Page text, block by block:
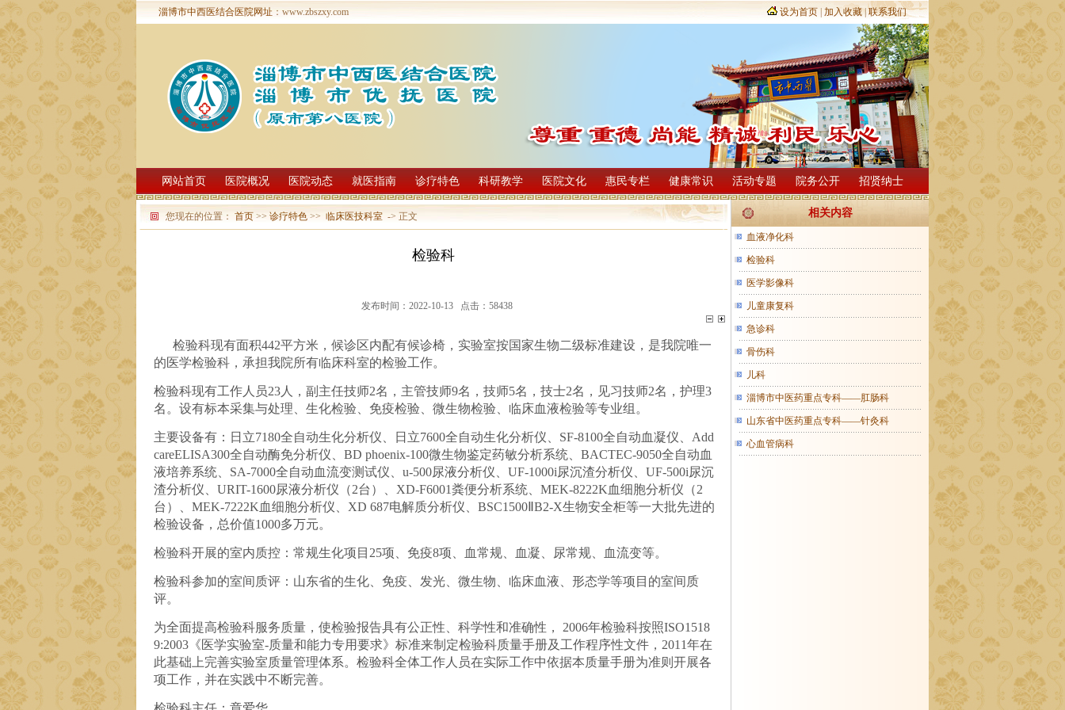
淄博市中西医结合医院网址 ：www.zbszxy.com 设为首页 加入收藏|联系我们
网站首页 医院概况 医院动态 就医指南 诊疗特色 科研教学 医院文化 惠民专栏 健康常识 活动专题 院务公开 招贤纳士
您现在的位置： 首页 >> 诊疗特色 >> 临床医技科室 -> 正文
检验科
发布时间：2022-10-13 点击：58438
检验科现有面积442平方米，候诊区内配有候诊椅，实验室按国家生物二级标准建设，是我院唯一
的医学检验科，承担我院所有临床科室的检验工作。
检验科现有工作人员23人，副主任技师2名，主管技师9名，技师5名，技士2名，见习技师2名，护理3
名。设有标本采集与处理、生化检验、免疫检验、微生物检验、临床血液检验等专业组。
主要设备有：日立7180全自动生化分析仪、日立7600全自动生化分析仪、SF-8100全自动血凝仪、Add
careELISA300全自动酶免分析仪、BD phoenix-100微生物鉴定药敏分析系统、BACTEC-9050全自动血
液培养系统、SA-7000全自动血流变测试仪、u-500尿液分析仪、UF-1000i尿沉渣分析仪、UF-500i尿沉
渣分析仪、URIT-1600尿液分析仪（2台）、XD-F6001粪便分析系统、MEK-8222K血细胞分析仪（2
台）、MEK-7222K血细胞分析仪、XD 687电解质分析仪、BSC1500ⅡB2-X生物安全柜等一大批先进的
检验设备，总价值1000多万元。
检验科开展的室内质控：常规生化项目25项、免疫8项、血常规、血凝、尿常规、血流变等。
检验科参加的室间质评：山东省的生化、免疫、发光、微生物、临床血液、形态学等项目的室间质
评。
为全面提高检验科服务质量，使检验报告具有公正性、科学性和准确性， 2006年检验科按照ISO1518
9:2003《医学实验室-质量和能力专用要求》标准来制定检验科质量手册及工作程序性文件，2011年在
此基础上完善实验室质量管理体系。检验科全体工作人员在实际工作中依据本质量手册为准则开展各
项工作，并在实践中不断完善。
相关内容
血液净化科
检验科
医学影像科
儿童康复科
急诊科
骨伤科
儿科
淄博市中医药重点专科——肛肠科
山东省中医药重点专科——针灸科
心血管病科